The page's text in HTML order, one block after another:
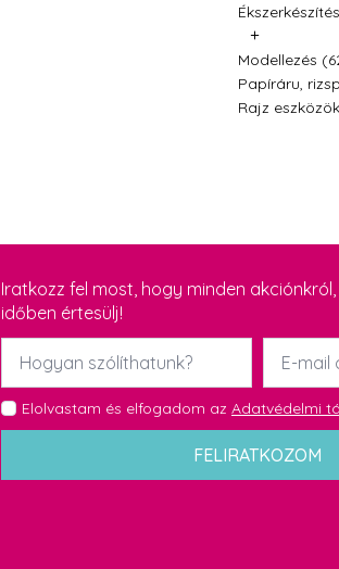
+
Modellezés
Papíráru,
Rajz
Iratkozz fel most, hogy minden
időben értesülj!
Név
Email
GDPR
*
Elolvastam és elfogadom az Adatvédelmi
FELIRATKOZOM